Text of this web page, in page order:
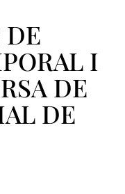
DE
I
DE
DE